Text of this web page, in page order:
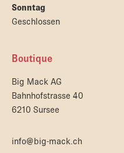
Sonntag
Geschlossen
Boutique
Big Mack AG
Bahnhofstrasse 40
6210 Sursee
info@big-mack.ch